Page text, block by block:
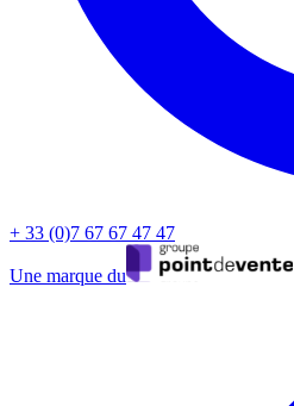
+ 33 (0)7 67 67 47 47
Une marque du